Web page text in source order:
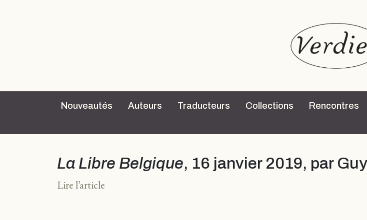
Nouveautés Auteurs Traducteurs Collections Rencontres
La Libre Belgique, 16 janvier 2019, par
Lire l’article